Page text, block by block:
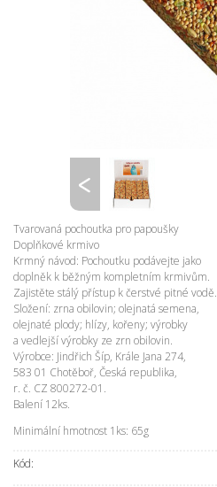
Tvarovaná pochoutka pro papoušky
Doplňkové krmivo
Krmný návod: Pochoutku podávejte jako
doplněk k běžným kompletním krmivům.
Zajistěte stálý přístup k čerstvé pitné vodě.
Složení: zrna obilovin; olejnatá semena,
olejnaté plody; hlízy, kořeny; výrobky
a vedlejší výrobky ze zrn obilovin.
Výrobce: Jindřich Šíp, Krále Jana 274,
583 01 Chotěboř, Česká republika,
r. č. CZ 800272-01.
Balení 12ks.
Minimální hmotnost 1ks: 65g
Kód: